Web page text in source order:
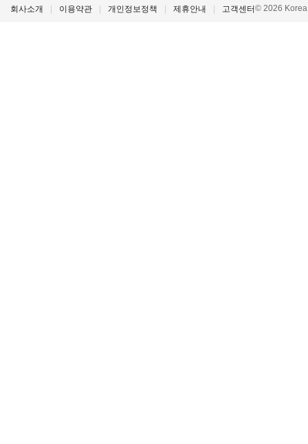
회사소개 이용약관 개인정보정책 제휴안내 고객센터© 2026